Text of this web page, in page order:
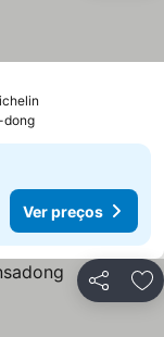
dong
Ver preços
Partilhar